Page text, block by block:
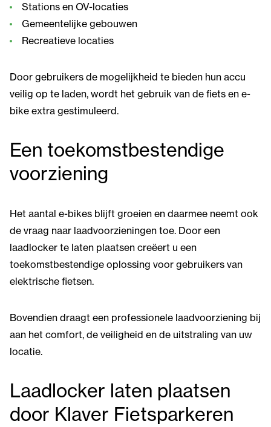
Stations en OV-locaties
Gemeentelijke gebouwen
Recreatieve locaties
Door gebruikers de mogelijkheid te bieden hun accu
veilig op te laden, wordt het gebruik van de fiets en e-
bike extra gestimuleerd.
Een toekomstbestendige
voorziening
Het aantal e-bikes blijft groeien en daarmee neemt ook
de vraag naar laadvoorzieningen toe. Door een
laadlocker te laten plaatsen creëert u een
toekomstbestendige oplossing voor gebruikers van
elektrische fietsen.
Bovendien draagt een professionele laadvoorziening bij
aan het comfort, de veiligheid en de uitstraling van uw
locatie.
Laadlocker laten plaatsen
door Klaver Fietsparkeren